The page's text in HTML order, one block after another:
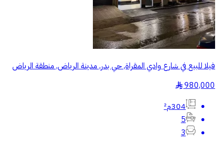
فيلا للبيع في شارع وادي المقراة, حي بدر, مدينة الرياض, منطقة الرياض
980,000
§
304م²
5
3